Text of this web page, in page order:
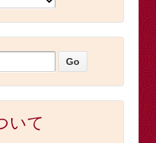
いて